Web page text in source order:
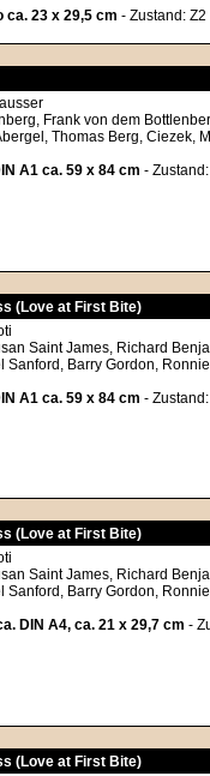
ca. 23 x 29,5 cm - Zustand: Z2
Frank von dem
Thomas Berg, Ciezek,
A1 ca. 59 x 84 cm -
(Love at First Bite)
Saint James, Richard
Sanford, Barry Gordon,
A1 ca. 59 x 84 cm -
(Love at First Bite)
Saint James, Richard
Sanford, Barry Gordon,
DIN A4, ca. 21 x 29,7 cm -
(Love at First Bite)